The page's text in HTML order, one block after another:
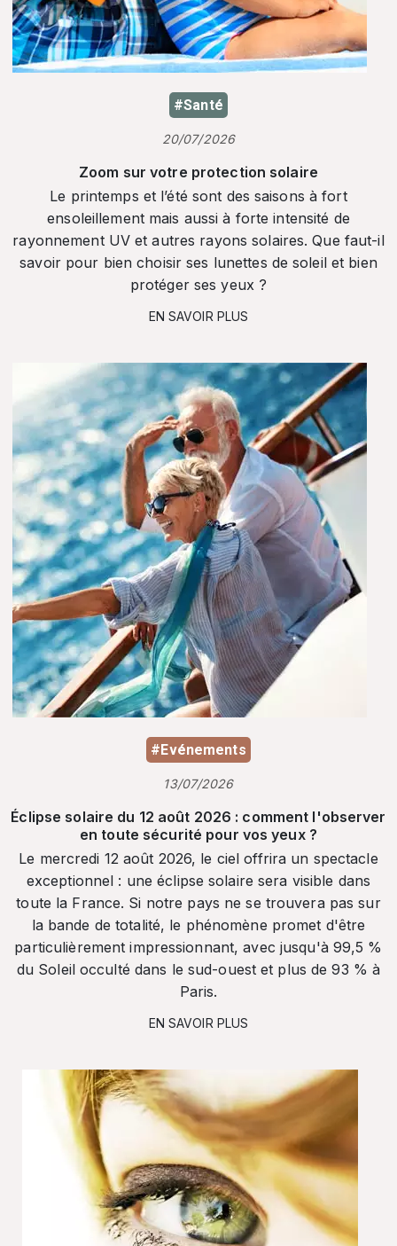
#Santé
20/07/2026
Zoom sur votre protection solaire
Le printemps et l’été sont des saisons à fort
ensoleillement mais aussi à forte intensité de
rayonnement UV et autres rayons solaires. Que faut-il
savoir pour bien choisir ses lunettes de soleil et bien
protéger ses yeux ?
EN SAVOIR PLUS
#Evénements
13/07/2026
Éclipse solaire du 12 août 2026 : comment l'observer
en toute sécurité pour vos yeux ?
Le mercredi 12 août 2026, le ciel offrira un spectacle
exceptionnel : une éclipse solaire sera visible dans
toute la France. Si notre pays ne se trouvera pas sur
la bande de totalité, le phénomène promet d'être
particulièrement impressionnant, avec jusqu'à 99,5 %
du Soleil occulté dans le sud-ouest et plus de 93 % à
Paris.
EN SAVOIR PLUS